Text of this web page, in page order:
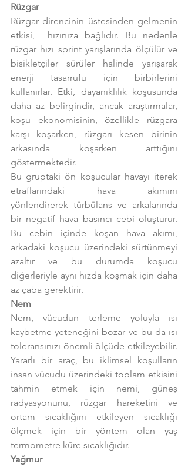
Rüzgar
Rüzgar direncinin üstesinden gelmenin
etkisi,  hızınıza bağlıdır. Bu nedenle
rüzgar hızı sprint yarışlarında ölçülür ve
bisikletçiler sürüler halinde yarışarak
enerji tasarrufu için birbirlerini
kullanırlar. Etki, dayanıklılık koşusunda
daha az belirgindir, ancak araştırmalar,
koşu ekonomisinin, özellikle rüzgara
karşı koşarken, rüzgarı kesen birinin
arkasında koşarken arttığını
göstermektedir.
Bu gruptaki ön koşucular havayı iterek
etraflarındaki hava akımını
yönlendirerek türbülans ve arkalarında
bir negatif hava basıncı cebi oluşturur.
Bu cebin içinde koşan hava akımı,
arkadaki koşucu üzerindeki sürtünmeyi
azaltır ve bu durumda koşucu
diğerleriyle aynı hızda koşmak için daha
az çaba gerektirir.
Nem
Nem, vücudun terleme yoluyla ısı
kaybetme yeteneğini bozar ve bu da ısı
toleransınızı önemli ölçüde etkileyebilir.
Yararlı bir araç, bu iklimsel koşulların
insan vücudu üzerindeki toplam etkisini
tahmin etmek için nemi, güneş
radyasyonunu, rüzgar hareketini ve
ortam sıcaklığını etkileyen sıcaklığı
ölçmek için bir yöntem olan yaş
termometre küre sıcaklığıdır.
Yağmur